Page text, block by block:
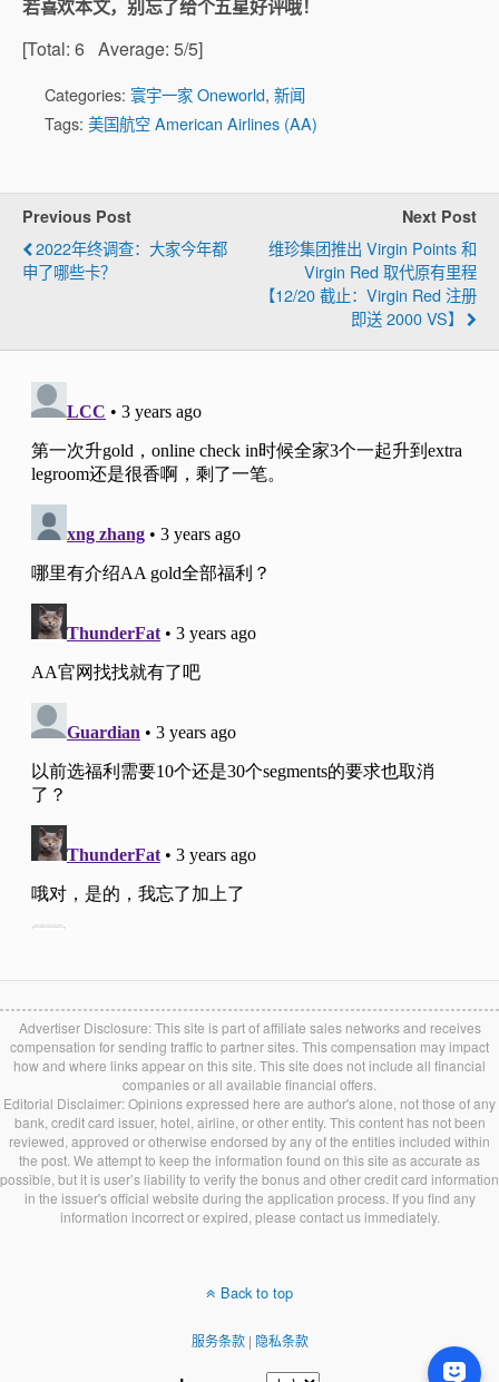
若喜欢本文，别忘了给个五星好评哦！
[Total: 6 Average: 5/5]
Categories: 寰宇一家 Oneworld, 新闻
Tags: 美国航空 American Airlines (AA)
Previous Post
2022年终调查：大家今年都
申了哪些卡？
Next Post
维珍集团推出 Virgin Points 和
Virgin Red 取代原有里程
【12/20 截止：Virgin Red 注册
即送 2000 VS】
Advertiser Disclosure: This site is part of affiliate sales networks and receives
compensation for sending traffic to partner sites. This compensation may impact
how and where links appear on this site. This site does not include all financial
companies or all available financial offers.
Editorial Disclaimer: Opinions expressed here are author's alone, not those of any
bank, credit card issuer, hotel, airline, or other entity. This content has not been
reviewed, approved or otherwise endorsed by any of the entities included within
the post. We attempt to keep the information found on this site as accurate as
possible, but it is user’s liability to verify the bonus and other credit card information
in the issuer's official website during the application process. If you find any
information incorrect or expired, please contact us immediately.
Back to top
服务条款| 隐私条款